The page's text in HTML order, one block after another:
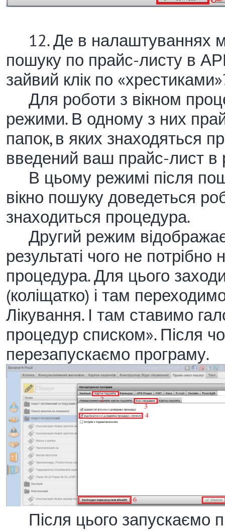
12. Де в налаштуваннях
пошуку по прайс-листу в
зайвий клік по
Для роботи з вікном
режими. В одному з них
папок, в яких знаходяться
введений ваш прайс-лист в
В цьому режимі після
вікно пошуку доведеться
знаходиться процедура.
Другий режим
результаті чого не
процедура. Для цього
(коліщатко) і там
Лікування. І там ставимо
процедур списком». Після
перезапускаємо програму.
Після цього запускаємо